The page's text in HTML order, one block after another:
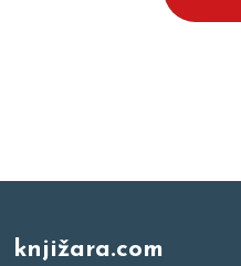
knjižara.com